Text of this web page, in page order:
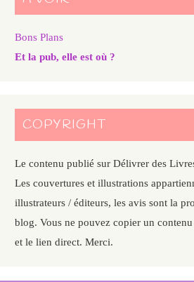
Bons Plans
Et la pub, elle est où ?
COPYRIGHT
Le contenu publié sur Délivrer des
Les couvertures et illustrations
illustrateurs / éditeurs, les avis sont la
blog. Vous ne pouvez copier un
et le lien direct. Merci.